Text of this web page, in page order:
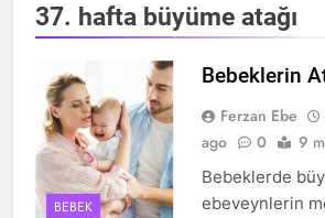
37. hafta büyüme atağı
BEBEK
Bebeklerin
Ferzan Ebe
ago
0 9
Bebeklerde
ebeveynlerin